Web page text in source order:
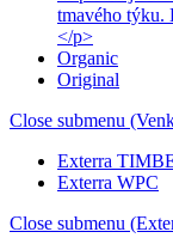
tmavého týku.
</p>
Organic
Original
Close submenu
Exterra
Exterra WPC
Close submenu